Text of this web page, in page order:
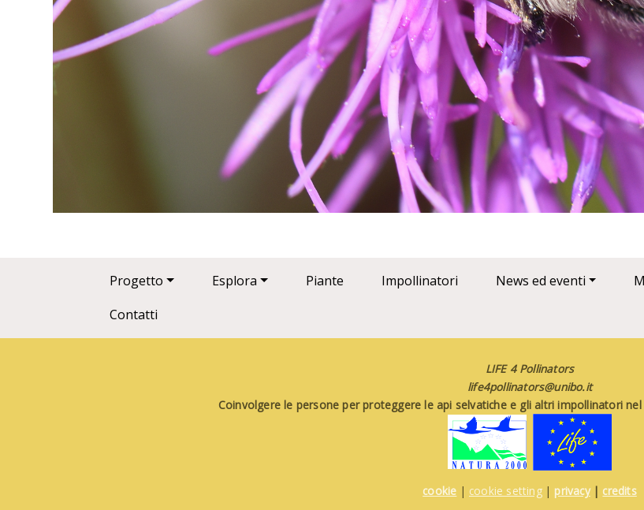
Main navigation
Progetto Esplora Piante Impollinatori News ed eventi
Contatti
LIFE 4 Pollinators
life4pollinators@unibo.it
Coinvolgere le persone per proteggere le api selvatiche e gli altri impollinatori
cookie | cookie setting| privacy| credits